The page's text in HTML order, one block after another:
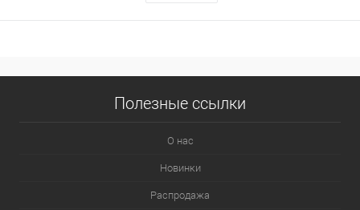
Полезные ссылки
О нас
Новинки
Распродажа